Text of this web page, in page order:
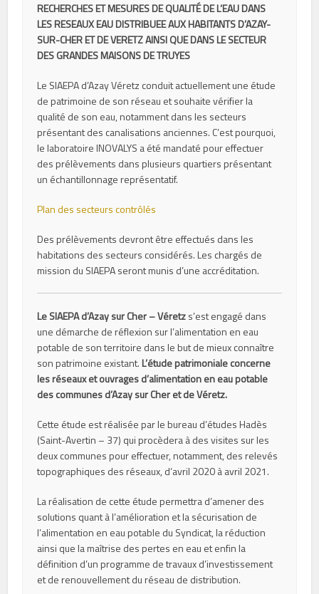
RECHERCHES ET MESURES DE QUALITÉ DE L’EAU DANS
LES RESEAUX EAU DISTRIBUEE AUX HABITANTS D’AZAY-
SUR-CHER ET DE VERETZ AINSI QUE DANS LE SECTEUR
DES GRANDES MAISONS DE TRUYES
Le SIAEPA d’Azay Véretz conduit actuellement une étude
de patrimoine de son réseau et souhaite vérifier la
qualité de son eau, notamment dans les secteurs
présentant des canalisations anciennes. C’est pourquoi,
le laboratoire INOVALYS a été mandaté pour effectuer
des prélèvements dans plusieurs quartiers présentant
un échantillonnage représentatif.
Plan des secteurs contrôlés
Des prélèvements devront être effectués dans les
habitations des secteurs considérés. Les chargés de
mission du SIAEPA seront munis d’une accréditation.
Le SIAEPA d’Azay sur Cher – Véretzs’est engagé dans
une démarche de réflexion sur l’alimentation en eau
potable de son territoire dans le but de mieux connaître
son patrimoine existant.L’étude patrimoniale concerne
les réseaux et ouvrages d’alimentation en eau potable
des communes d’Azay sur Cher et de Véretz.
Cette étude est réalisée par le bureau d’études Hadès
(Saint-Avertin – 37) qui procèdera à des visites sur les
deux communes pour effectuer, notamment, des relevés
topographiques des réseaux, d’avril 2020 à avril 2021.
La réalisation de cette étude permettra d’amener des
solutions quant à l’amélioration et la sécurisation de
l’alimentation en eau potable du Syndicat, la réduction
ainsi que la maîtrise des pertes en eau et enfin la
définition d’un programme de travaux d’investissement
et de renouvellement du réseau de distribution.